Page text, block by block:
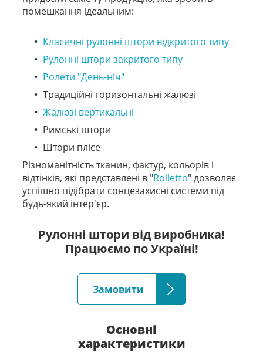
помешкання ідеальним:
Класичні рулонні штори відкритого типу
Рулонні штори закритого типу
Ролети "День-ніч"
Традиційні горизонтальні жалюзі
Жалюзі вертикальні
Римські штори
Штори плісе
Різноманітність тканин, фактур, кольорів і
відтінків, які представлені в "Rolletto" дозволяє
успішно підібрати сонцезахисні системи під
будь-який інтер'єр.
Рулонні штори від виробника!
Працюємо по Україні!
Замовити
Основні
характеристики